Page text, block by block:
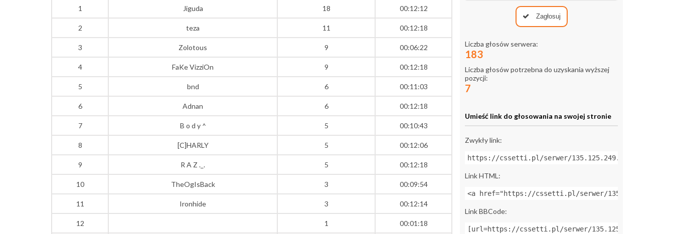
1 Jiguda 18 00:12:12
2 teza 11 00:12:18
3 Zolotous 9 00:06:22
4 FaKe VizziOn 9 00:12:18
5 bnd 6 00:11:03
6 Adnan 6 00:12:18
7 B o d y ^ 5 00:10:43
8 [C]HARLY 5 00:12:06
9 R A Z ._. 5 00:12:18
10 TheOgIsBack 3 00:09:54
11 Ironhide 3 00:12:14
12 1 00:01:18
Zagłosuj
Liczba głosów serwera:
183
Liczba głosów potrzebna do uzyskania wyższej
pozycji:
7
Umieść link do głosowania na swojej stronie
Zwykły link:
https://cssetti.pl/serwer/135.125.249.130:27015
Link HTML:
<a href="https://cssetti.pl/serwer/
Link BBCode:
[url=https://cssetti.pl/serwer/